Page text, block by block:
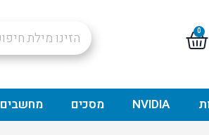
0
NVIDIA מסכים מחשבים